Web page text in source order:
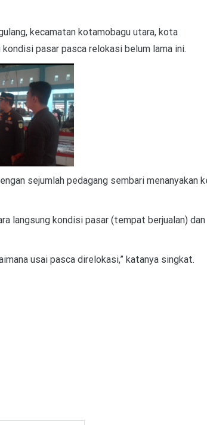
kecamatan kotamobagu utara, kota
pasar pasca relokasi belum lama ini.
sejumlah pedagang sembari menanyakan
langsung kondisi pasar (tempat berjualan) dan
usai pasca direlokasi,” katanya singkat.